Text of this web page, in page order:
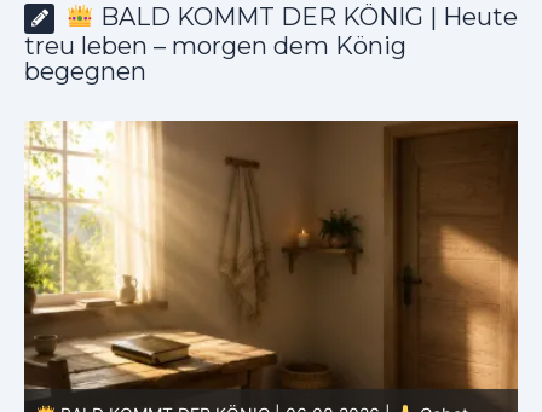
BALD KOMMT DER KÖNIG | Heute
treu leben – morgen dem König
begegnen